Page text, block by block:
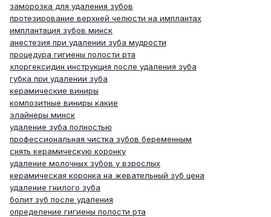
заморозка для удаления зубов
протезирование верхней челюсти на имплантах
имплантация зубов минск
анестезия при удалении зуба мудрости
процедура гигиены полости рта
хлоргексидин инструкция после удаления зуба
губка при удалении зуба
керамические виниры
композитные виниры какие
элайнеры минск
удаление зуба полностью
профессиональная чистка зубов беременным
снять керамическую коронку
удаление молочных зубов у взрослых
керамическая коронка на жевательный зуб цена
удаление гнилого зуба
болит зуб после удаления
определение гигиены полости рта